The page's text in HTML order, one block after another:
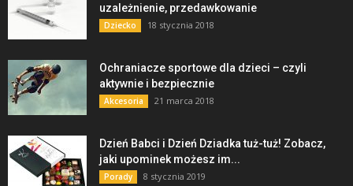
uzależnienie, przedawkowanie
Dziecko 18 stycznia 2018
Ochraniacze sportowe dla dzieci – czyli
aktywnie i bezpiecznie
Akcesoria 21 marca 2018
Dzień Babci i Dzień Dziadka tuż-tuż! Zobacz,
jaki upominek możesz im...
Porady 8 stycznia 2019